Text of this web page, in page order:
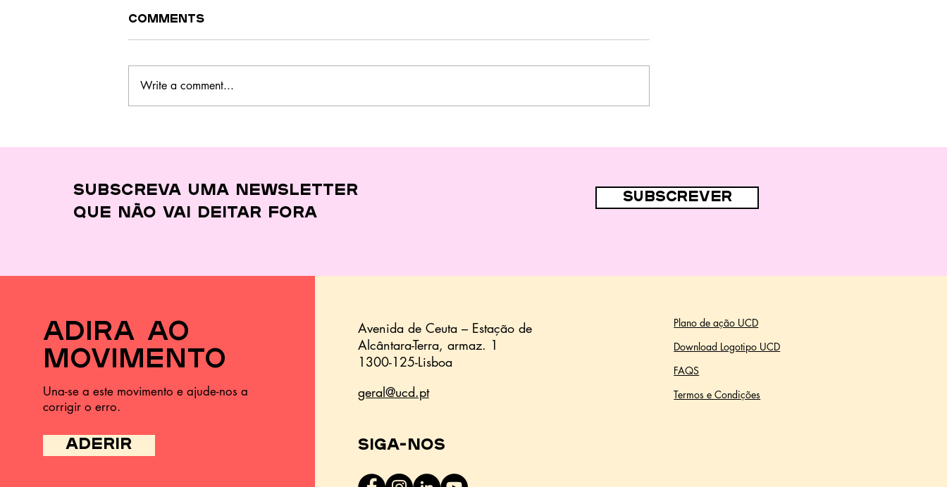
desperdiçar quase
nada
Comments
Write a comment...
Subscreva uma newsletter
que não vai deitar fora
subscrever
adira ao
movimento
Una-se a este movimento e ajude-nos a
corrigir o erro.
ADERIR
Avenida de Ceuta – Estação de
Alcântara-Terra, armaz. 1
1300-125-Lisboa
geral@ucd.pt
Siga-nos
Plano de ação UCD
Download Logotipo UCD
FAQS
Termos e Condições